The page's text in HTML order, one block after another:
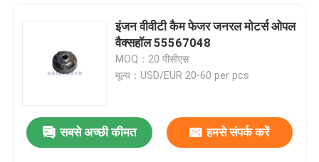
इंजन वीवीटी कैम फेजर जनरल मोटर्स ओपल
वैक्सहॉल 55567048
MOQ：20 पीसीएस
मूल्य：USD/EUR 20-60 per pcs
सबसे अच्छी कीमत हमसे संपर्क करें